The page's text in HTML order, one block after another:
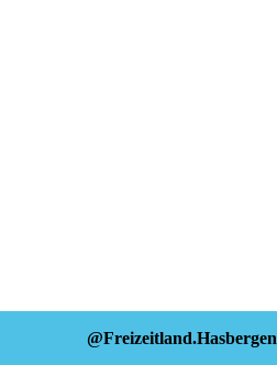
@Freizeitland.Hasbergen